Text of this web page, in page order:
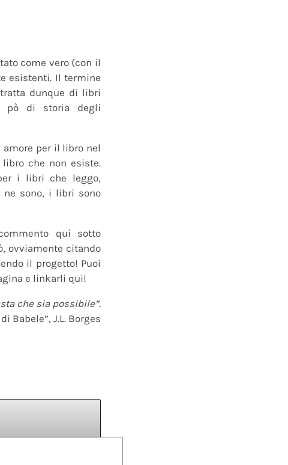
come vero (con il
esistenti. Il termine
dunque di libri
pò di storia degli
amore per il libro nel
che non esiste.
i libri che leggo,
ne sono, i libri sono
qui sotto
ovviamente citando
il progetto! Puoi
e linkarli qui!
che sia possibile”.
Babele”, J.L. Borges